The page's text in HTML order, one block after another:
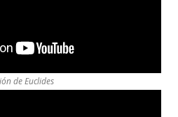
de Euclides